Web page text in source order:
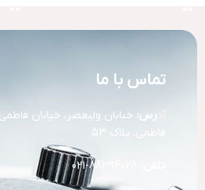
تماس با ما
رس: خیابان ولیعصر، خیابان
فاطمی، پلاک 53